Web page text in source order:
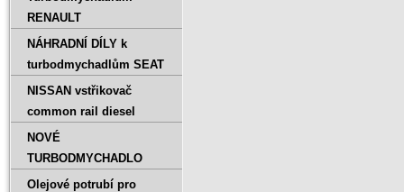
RENAULT
NÁHRADNÍ DÍLY k
turbodmychadlům SEAT
NISSAN vstřikovač
common rail diesel
NOVÉ
TURBODMYCHADLO
Olejové potrubí pro